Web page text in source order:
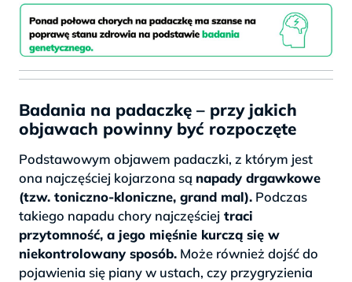
Badania na padaczkę – przy jakich
objawach powinny być rozpoczęte
Podstawowym objawem padaczki, z którym jest
ona najczęściej kojarzona są napady drgawkowe
(tzw. toniczno-kloniczne, grand mal). Podczas
takiego napadu chory najczęściej traci
przytomność, a jego mięśnie kurczą się w
niekontrolowany sposób. Może również dojść do
pojawienia się piany w ustach, czy przygryzienia